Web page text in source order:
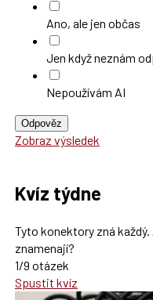
Ano, ale jen občas
Jen když neznám
Nepoužívám AI
Odpověz
Zobraz výsledek
Kvíz týdne
Tyto konektory zná
znamenají?
1/9 otázek
Spustit kvíz